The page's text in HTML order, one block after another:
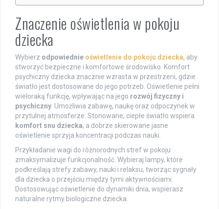
Znaczenie oświetlenia w pokoju
dziecka
Wybierz odpowiednie oświetlenie do pokoju dziecka, aby
stworzyć bezpieczne i komfortowe środowisko. Komfort
psychiczny dziecka znacznie wzrasta w przestrzeni, gdzie
światło jest dostosowane do jego potrzeb. Oświetlenie pełni
wieloraką funkcję, wpływając na jego rozwój fizyczny i
psychiczny . Umożliwia zabawę, naukę oraz odpoczynek w
przytulnej atmosferze. Stonowane, ciepłe światło wspiera
komfort snu dziecka, a dobrze skierowane jasne
oświetlenie sprzyja koncentracji podczas nauki.
Przykładanie wagi do różnorodnych stref w pokoju
zmaksymalizuje funkcjonalność. Wybieraj lampy, które
podkreślają strefy zabawy, nauki i relaksu, tworząc sygnały
dla dziecka o przejściu między tymi aktywnościami.
Dostosowując oświetlenie do dynamiki dnia, wspierasz
naturalne rytmy biologiczne dziecka.